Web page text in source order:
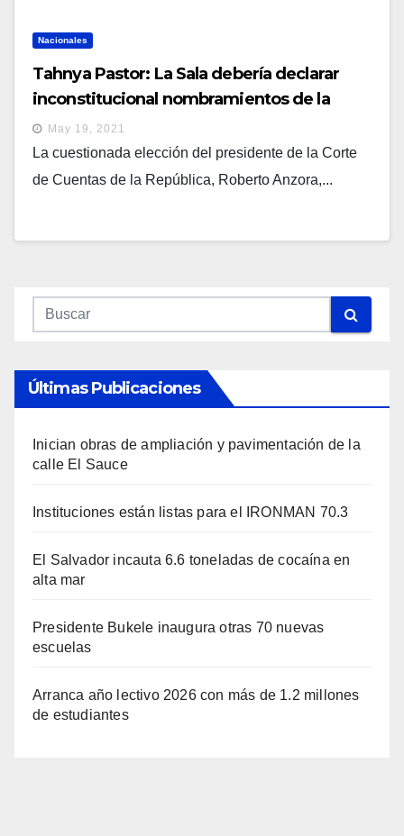
Nacionales
Tahnya Pastor: La Sala debería declarar
inconstitucional nombramientos de la
pasada Asamblea como el de Roberto
Anzora
May 19, 2021
La cuestionada elección del presidente de la Corte
de Cuentas de la República, Roberto Anzora,...
Últimas Publicaciones
Inician obras de ampliación y pavimentación de la
calle El Sauce
Instituciones están listas para el IRONMAN 70.3
El Salvador incauta 6.6 toneladas de cocaína en
alta mar
Presidente Bukele inaugura otras 70 nuevas
escuelas
Arranca año lectivo 2026 con más de 1.2 millones
de estudiantes